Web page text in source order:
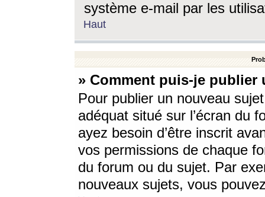
système e-mail par les
Haut
» Comment puis-je
Pour publier un nouveau
adéquat situé sur l’écran du
ayez besoin d’être inscrit
vos permissions de chaque
du forum ou du sujet. Par
nouveaux sujets, vous